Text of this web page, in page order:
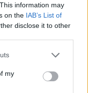
information may
on the IAB’s List of
disclose it to other
one or more Google
You may click to
third-party tags to
my